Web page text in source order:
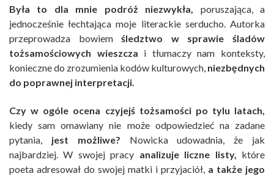
Była to dla mnie podróż niezwykła, poruszająca, a
jednocześnie łechtająca moje literackie serducho. Autorka
przeprowadza bowiemśledztwo w sprawie śladów
tożsamościowych wieszcza i tłumaczy nam konteksty,
konieczne do zrozumienia kodów kulturowych, niezbędnych
do poprawnej interpretacji.
Czy w ogóle ocena czyjejś tożsamości po tylu latach,
kiedy sam omawiany nie może odpowiedzieć na zadane
pytania, jest możliwe? Nowicka udowadnia, że jak
najbardziej. W swojej pracy analizuje liczne listy, które
poeta adresował do swojej matki i przyjaciół, a także jego